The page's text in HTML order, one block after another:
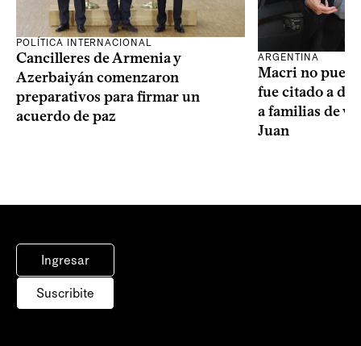
POLÍTICA INTERNACIONAL
Cancilleres de Armenia y
Azerbaiyán comenzaron
preparativos para firmar un
acuerdo de paz
ARGENTINA
Macri no
fue citado a
a familias de
Juan
Ingresar
Suscribite